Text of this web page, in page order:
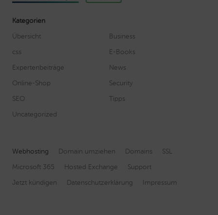
Kategorien
Übersicht
Business
css
E-Books
Expertenbeiträge
News
Online-Shop
Security
SEO
Tipps
Uncategorized
Webhosting Domain umziehen Domains
SSL
Microsoft 365
Hosted Exchange
Support
Jetzt kündigen
Datenschutzerklärung Impressum